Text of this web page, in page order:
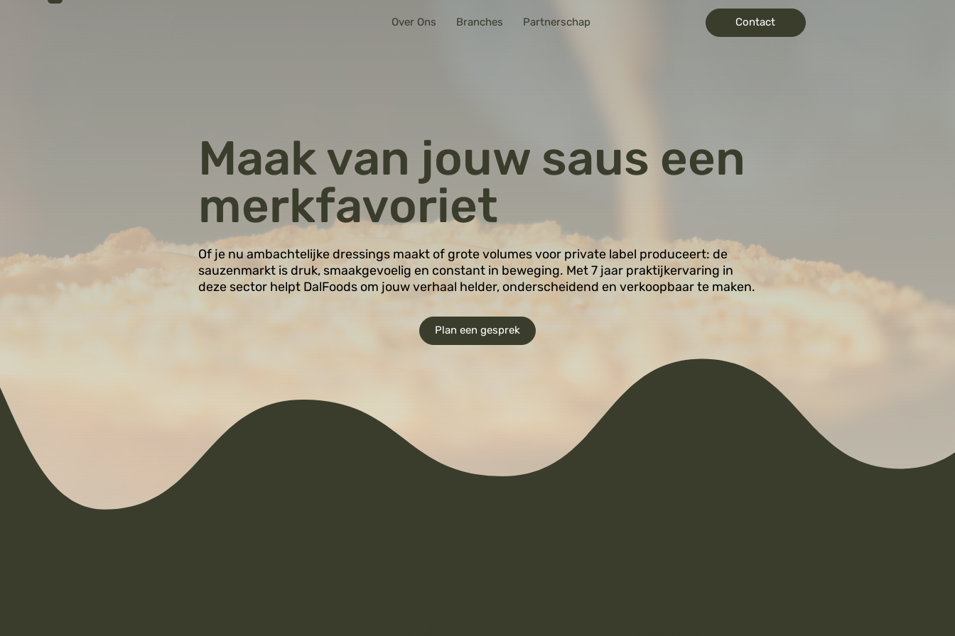
Over Ons Branches Partnerschap Contact
Maak van jouw saus een
merkfavoriet
Of je nu ambachtelijke dressings maakt of grote volumes voor private label produceert: de
sauzenmarkt is druk, smaakgevoelig en constant in beweging. Met 7 jaar praktijkervaring in
deze sector helpt DalFoods om jouw verhaal helder, onderscheidend en verkoopbaar te maken.
Plan een gesprek